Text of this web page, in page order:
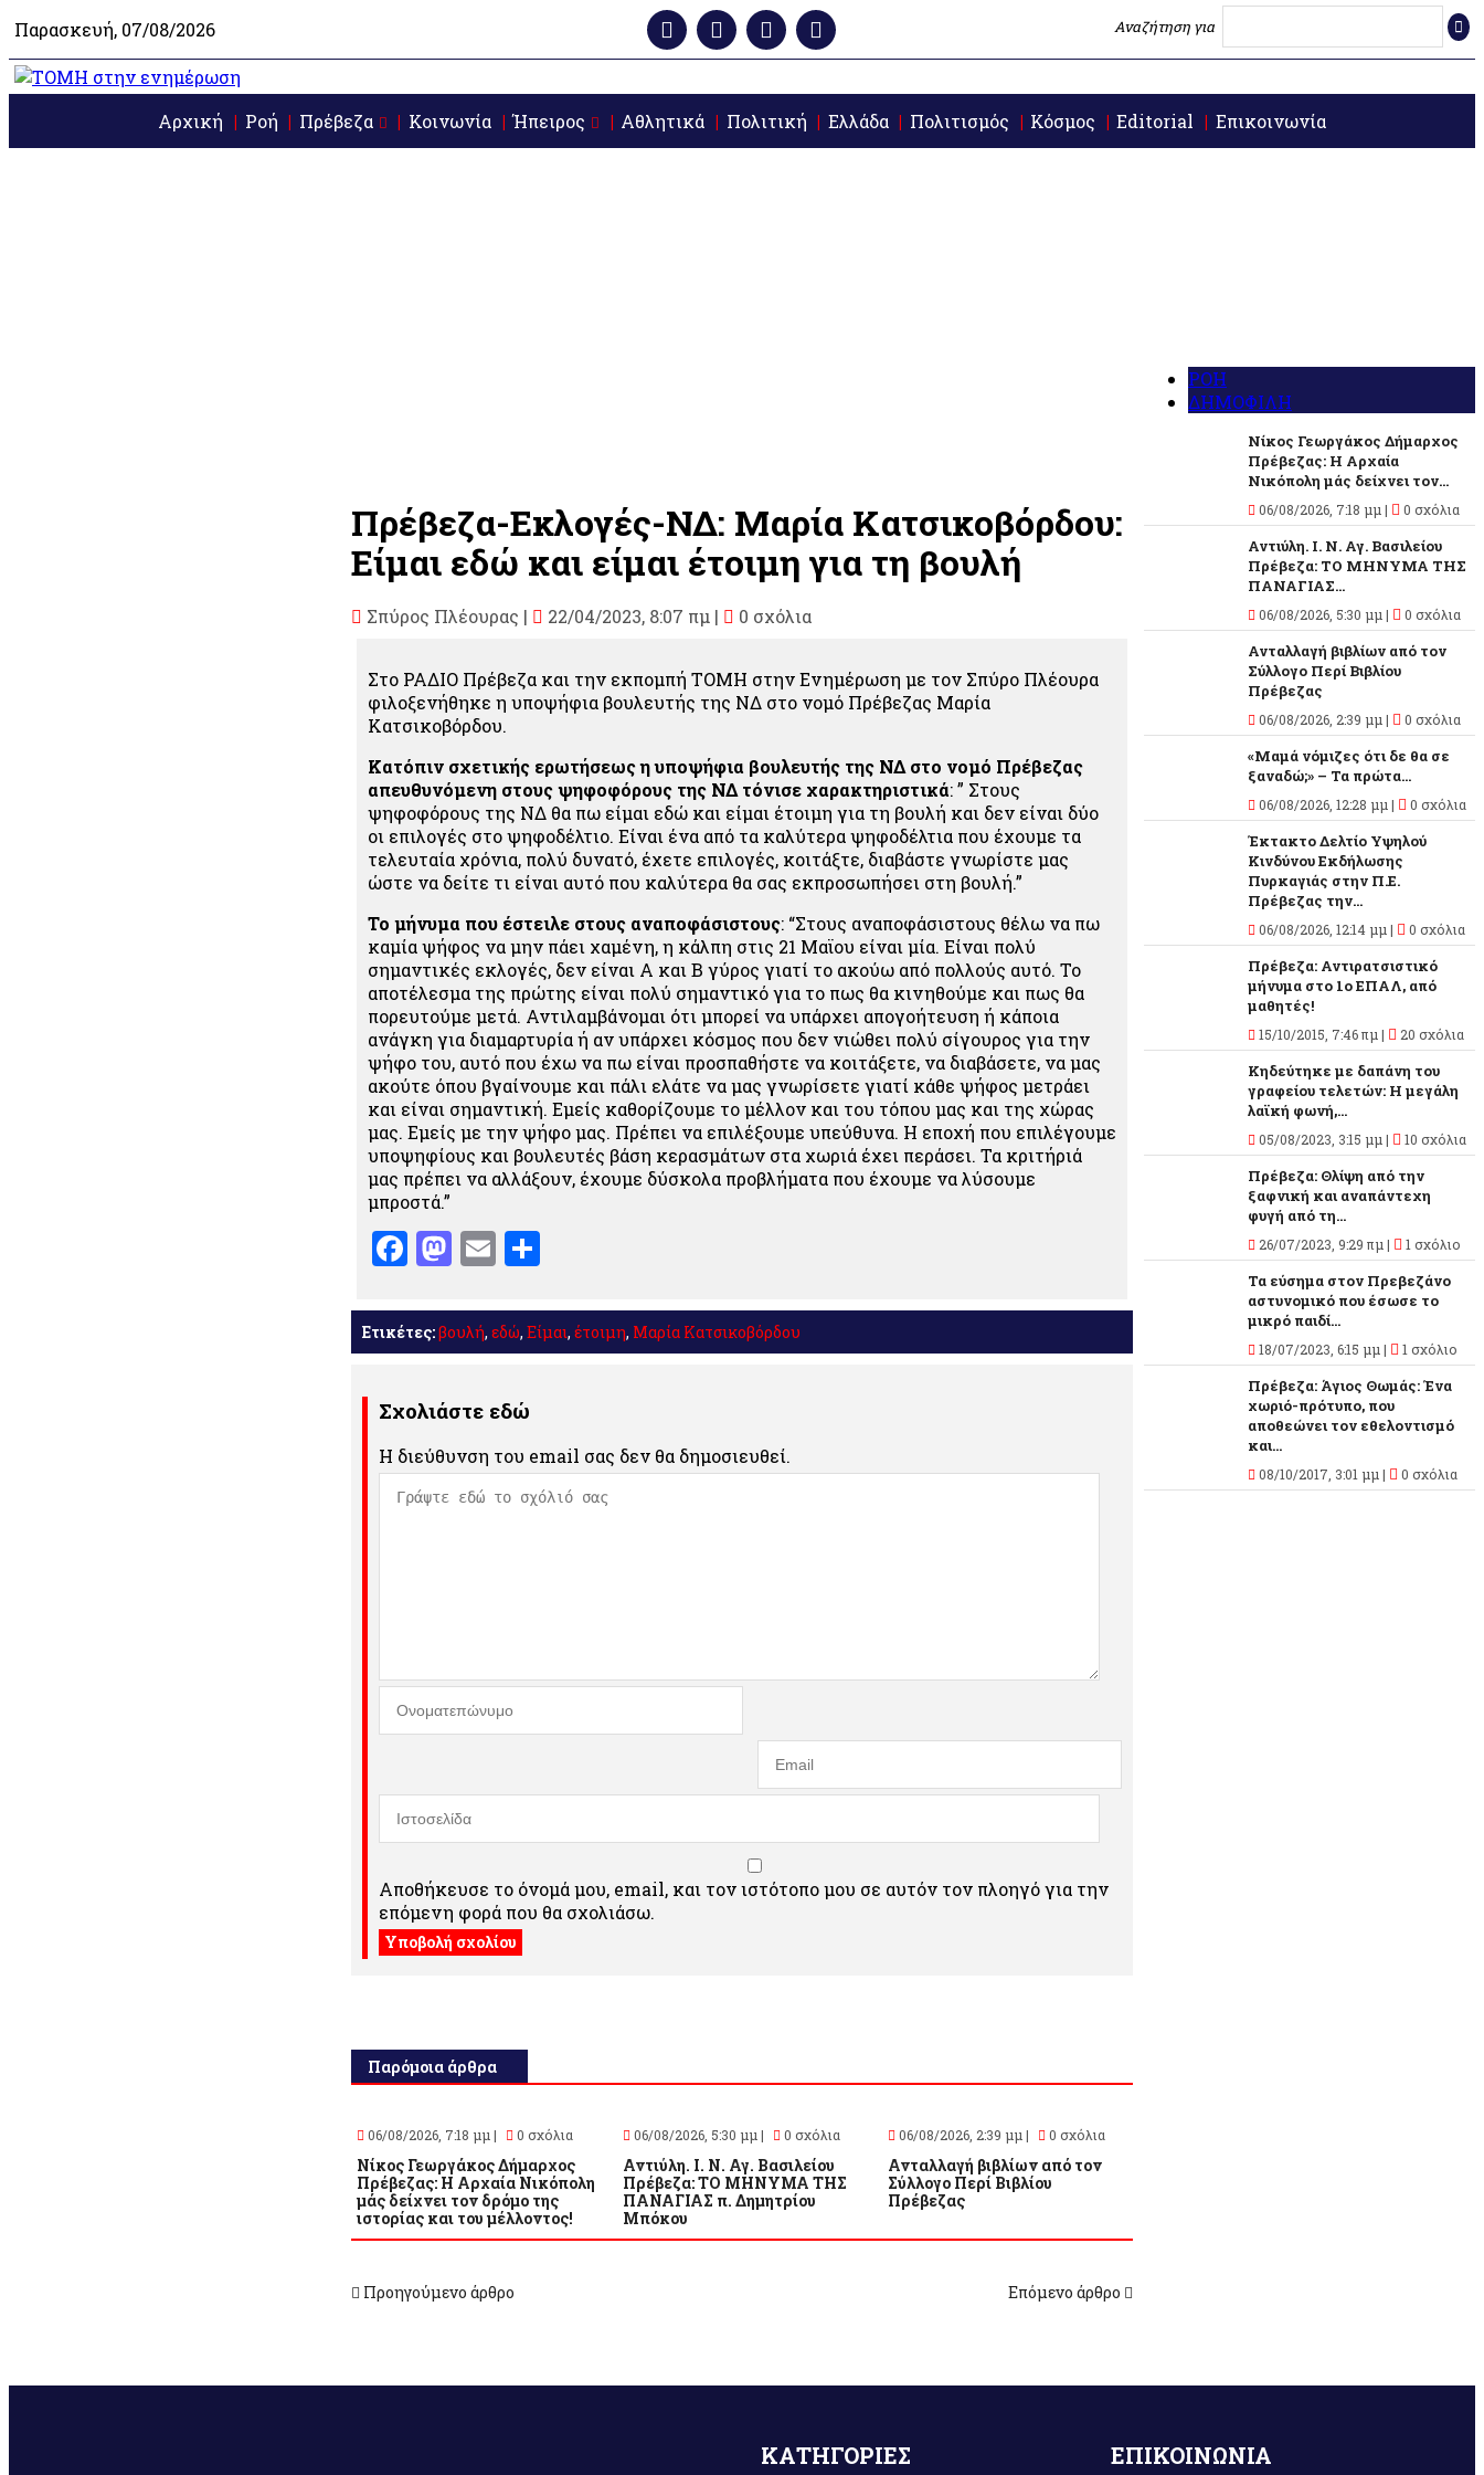
Παρασκευή, 07/08/2026 Αναζήτηση για
Αρχική Ροή Πρέβεζα Κοινωνία Ήπειρος Αθλητικά Πολιτική Ελλάδα Πολιτισμός Κόσμος Editorial Επικοινωνία
Πρέβεζα-Εκλογές-ΝΔ: Μαρία Κατσικοβόρδου:
Είμαι εδώ και είμαι έτοιμη για τη βουλή
Σπύρος Πλέουρας | 22/04/2023, 8:07 πμ | 0 σχόλια
Στο ΡΑΔΙΟ Πρέβεζα και την εκπομπή ΤΟΜΗ στην Ενημέρωση με τον Σπύρο Πλέουρα
φιλοξενήθηκε η υποψήφια βουλευτής της ΝΔ στο νομό Πρέβεζας Μαρία
Κατσικοβόρδου.
Κατόπιν σχετικής ερωτήσεως η υποψήφια βουλευτής της ΝΔ στο νομό Πρέβεζας
απευθυνόμενη στους ψηφοφόρους της ΝΔ τόνισε χαρακτηριστικά: ” Στους
ψηφοφόρους της ΝΔ θα πω είμαι εδώ και είμαι έτοιμη για τη βουλή και δεν είναι δύο
οι επιλογές στο ψηφοδέλτιο. Είναι ένα από τα καλύτερα ψηφοδέλτια που έχουμε τα
τελευταία χρόνια, πολύ δυνατό, έχετε επιλογές, κοιτάξτε, διαβάστε γνωρίστε μας
ώστε να δείτε τι είναι αυτό που καλύτερα θα σας εκπροσωπήσει στη βουλή.”
Το μήνυμα που έστειλε στους αναποφάσιστους: “Στους αναποφάσιστους θέλω να πω
καμία ψήφος να μην πάει χαμένη, η κάλπη στις 21 Μαϊου είναι μία. Είναι πολύ
σημαντικές εκλογές, δεν είναι Α και Β γύρος γιατί το ακούω από πολλούς αυτό. Το
αποτέλεσμα της πρώτης είναι πολύ σημαντικό για το πως θα κινηθούμε και πως θα
πορευτούμε μετά. Αντιλαμβάνομαι ότι μπορεί να υπάρχει απογοήτευση ή κάποια
ανάγκη για διαμαρτυρία ή αν υπάρχει κόσμος που δεν νιώθει πολύ σίγουρος για την
ψήφο του, αυτό που έχω να πω είναι προσπαθήστε να κοιτάξετε, να διαβάσετε, να μας
ακούτε όπου βγαίνουμε και πάλι ελάτε να μας γνωρίσετε γιατί κάθε ψήφος μετράει
και είναι σημαντική. Εμείς καθορίζουμε το μέλλον και του τόπου μας και της χώρας
μας. Εμείς με την ψήφο μας. Πρέπει να επιλέξουμε υπεύθυνα. Η εποχή που επιλέγουμε
υποψηφίους και βουλευτές βάση κερασμάτων στα χωριά έχει περάσει. Τα κριτήριά
μας πρέπει να αλλάξουν, έχουμε δύσκολα προβλήματα που έχουμε να λύσουμε
μπροστά.”
Facebook
Mastodon
Email
Ετικέτες:βουλή, εδώ, Είμαι, έτοιμη, Μαρία Κατσικοβόρδου
Σχολιάστε εδώ
Η διεύθυνση του email σας δεν θα δημοσιευθεί.
Αποθήκευσε το όνομά μου, email, και τον ιστότοπο μου σε αυτόν τον πλοηγό για την
επόμενη φορά που θα σχολιάσω.
Παρόμοια άρθρα
06/08/2026, 7:18 μμ | 0 σχόλια
Νίκος Γεωργάκος Δήμαρχος
Πρέβεζας: Η Αρχαία Νικόπολη
μάς δείχνει τον δρόμο της
ιστορίας και του μέλλοντος!
06/08/2026, 5:30 μμ | 0 σχόλια
Αντιύλη. Ι. Ν. Αγ. Βασιλείου
Πρέβεζα: ΤΟ ΜΗΝΥΜΑ ΤΗΣ
ΠΑΝΑΓΙΑΣ π. Δημητρίου
Μπόκου
06/08/2026, 2:39 μμ | 0 σχόλια
Ανταλλαγή βιβλίων από τον
Σύλλογο Περί Βιβλίου
Πρέβεζας
Προηγούμενο άρθρο Επόμενο άρθρο
ΡΟΗ
ΔΗΜΟΦΙΛΗ
Νίκος Γεωργάκος Δήμαρχος
Πρέβεζας: Η Αρχαία
Νικόπολη μάς δείχνει τον...
06/08/2026, 7:18 μμ | 0 σχόλια
Αντιύλη. Ι. Ν. Αγ. Βασιλείου
Πρέβεζα: ΤΟ ΜΗΝΥΜΑ ΤΗΣ
ΠΑΝΑΓΙΑΣ...
06/08/2026, 5:30 μμ | 0 σχόλια
Ανταλλαγή βιβλίων από τον
Σύλλογο Περί Βιβλίου
Πρέβεζας
06/08/2026, 2:39 μμ | 0 σχόλια
«Μαμά νόμιζες ότι δε θα σε
ξαναδώ;» – Τα πρώτα...
06/08/2026, 12:28 μμ | 0 σχόλια
Έκτακτο Δελτίο Υψηλού
Κινδύνου Εκδήλωσης
Πυρκαγιάς στην Π.Ε.
Πρέβεζας την...
06/08/2026, 12:14 μμ | 0 σχόλια
Πρέβεζα: Αντιρατσιστικό
μήνυμα στο 1ο ΕΠΑΛ, από
μαθητές!
15/10/2015, 7:46 πμ | 20 σχόλια
Κηδεύτηκε με δαπάνη του
γραφείου τελετών: Η μεγάλη
λαϊκή φωνή,...
05/08/2023, 3:15 μμ | 10 σχόλια
Πρέβεζα: Θλίψη από την
ξαφνική και αναπάντεχη
φυγή από τη...
26/07/2023, 9:29 πμ | 1 σχόλιο
Τα εύσημα στον Πρεβεζάνο
αστυνομικό που έσωσε το
μικρό παιδί...
18/07/2023, 6:15 μμ | 1 σχόλιο
Πρέβεζα: Άγιος Θωμάς: Ένα
χωριό-πρότυπο, που
αποθεώνει τον εθελοντισμό
και...
08/10/2017, 3:01 μμ | 0 σχόλια
ΚΑΤΗΓΟΡΙΕΣ ΕΠΙΚΟΙΝΩΝΙΑ